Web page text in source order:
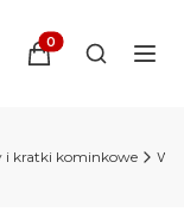
Produkty w
Otwórz
i kratki kominkowe